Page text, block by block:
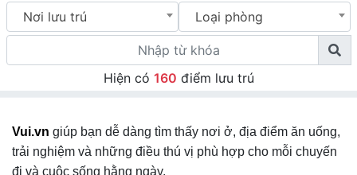
Nơi lưu trú Loại phòng
Hiện có 160 điểm lưu trú
Vui.vn giúp bạn dễ dàng tìm thấy nơi ở, địa điểm ăn uống,
trải nghiệm và những điều thú vị phù hợp cho mỗi chuyến
đi và cuộc sống hằng ngày.